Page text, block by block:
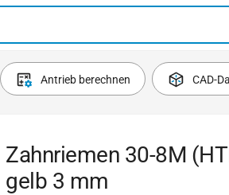
Antrieb berechnen CAD-
Zahnriemen 30-8M
gelb 3 mm